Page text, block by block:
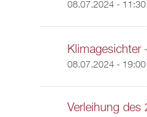
08.07.2024 - 11:30
Klimagesichter
08.07.2024 - 19:00
Verleihung des